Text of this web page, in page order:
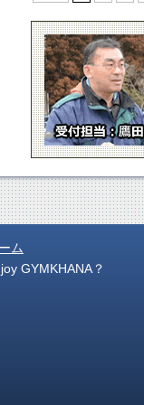
ム
GYMKHANA？